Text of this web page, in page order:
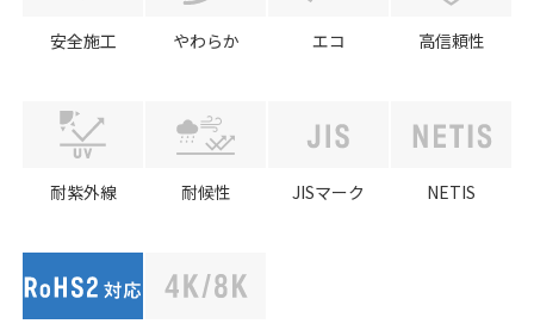
安全施工 やわらか エコ 高信頼性
耐紫外線 耐候性 JISマーク NETIS